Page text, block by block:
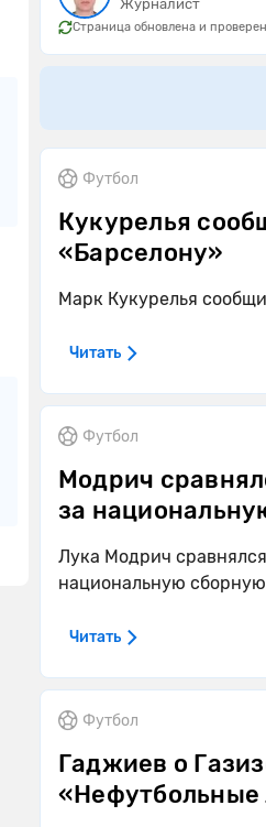
Журналист
Страница обновлена и
Футбол
Кукурелья
«Барселону»
Марк Кукурелья
Читать
Футбол
Модрич
за
Лука Модрич
национальную сборную
Читать
Футбол
Гаджиев о
«Нефутбольные